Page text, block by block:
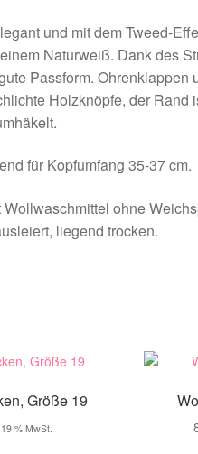
und mit dem Tweed-
Naturweiß. Dank des
Passform. Ohrenklappen
Holzknöpfe, der Rand
für Kopfumfang 35-37 cm.
ohne
liegend trocken.
Größe 19
% MwSt.